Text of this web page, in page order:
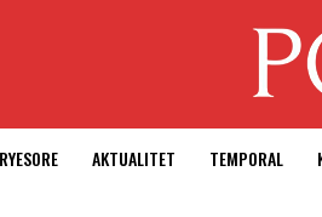
AKTUALITET TEMPORAL